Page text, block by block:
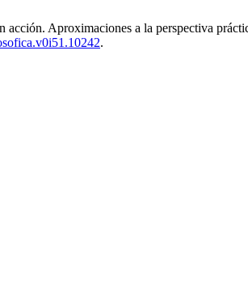
Aproximaciones a la perspectiva
.